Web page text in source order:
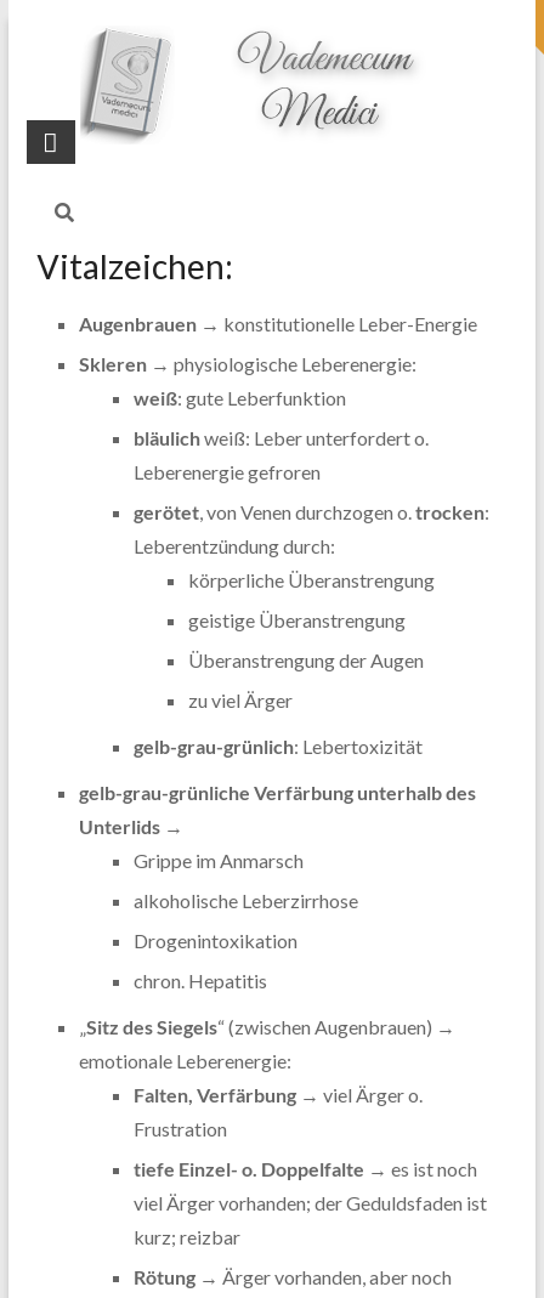
topheader
Startseite
Blog
Leber-Qi
Vitalzeichen:
Augenbrauen → konstitutionelle Leber-Energie
Skleren→ physiologische Leberenergie:
weiß: gute Leberfunktion
bläulichweiß: Leber unterfordert o.
Leberenergie gefroren
gerötet, von Venen durchzogen o.trocken:
Leberentzündung durch:
körperliche Überanstrengung
geistige Überanstrengung
Überanstrengung der Augen
zu viel Ärger
gelb-grau-grünlich: Lebertoxizität
gelb-grau-grünliche Verfärbung unterhalb des
Unterlids→
Grippe im Anmarsch
alkoholische Leberzirrhose
Drogenintoxikation
chron. Hepatitis
„Sitz des Siegels“ (zwischen Augenbrauen) →
emotionale Leberenergie:
Falten, Verfärbung→ viel Ärger o.
Frustration
tiefe Einzel- o. Doppelfalte → es ist noch
viel Ärger vorhanden; der Geduldsfaden ist
kurz; reizbar
Rötung→ Ärger vorhanden, aber noch